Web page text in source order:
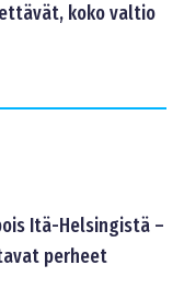
koko valtio
Itä-Helsingistä –
perheet